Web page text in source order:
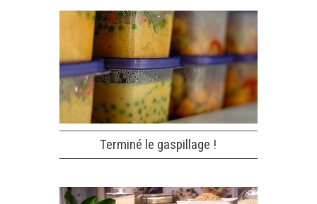
Terminé le gaspillage !